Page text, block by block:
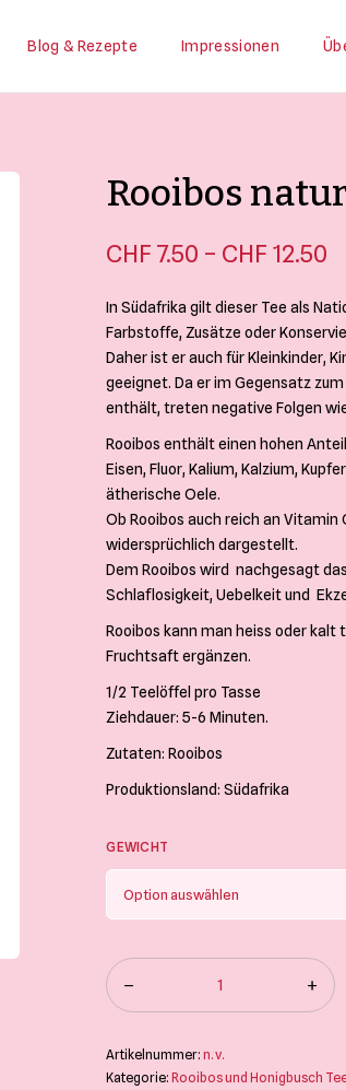
Blog & Rezepte Impressionen
Rooibos
CHF 7.50 – CHF 12.50
In Südafrika gilt dieser Tee als
Farbstoffe, Zusätze oder
Daher ist er auch für Kleinkinder,
geeignet. Da er im Gegensatz
enthält, treten negative Folgen
Rooibos enthält einen hohen
Eisen, Fluor, Kalium, Kalzium,
ätherische Oele.
Ob Rooibos auch reich an Vitamin
widersprüchlich dargestellt.
Dem Rooibos wird nachgesagt
Schlaflosigkeit, Uebelkeit und
Rooibos kann man heiss oder
Fruchtsaft ergänzen.
1/2 Teelöffel pro Tasse
Ziehdauer: 5-6 Minuten.
Zutaten: Rooibos
Produktionsland: Südafrika
GEWICHT
Artikelnummer:n. v.
Kategorie:Rooibos und Honigbusch